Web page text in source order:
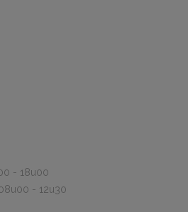
- 18u00
- 12u30